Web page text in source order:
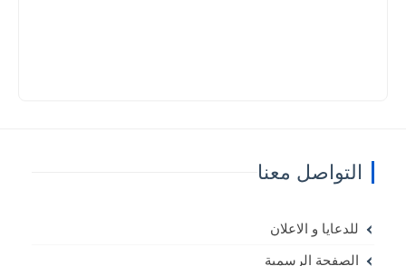
التواصل معنا
للدعايا و الاعلان
الصفحة الرسمية